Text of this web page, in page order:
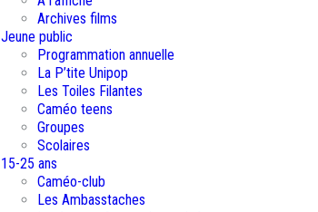
Archives films
Jeune public
Programmation annuelle
La P’tite Unipop
Les Toiles Filantes
Caméo teens
Groupes
Scolaires
15-25 ans
Caméo-club
Les Ambasstaches